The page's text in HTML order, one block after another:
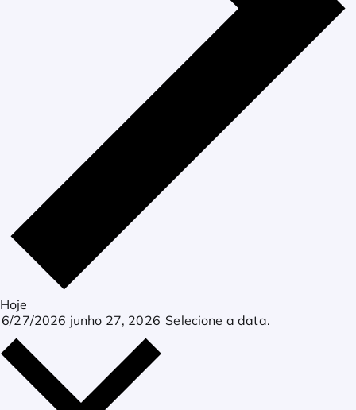
Hoje
6/27/2026 junho 27, 2026 Selecione a data.